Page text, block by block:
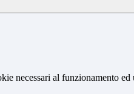
necessari al funzionamento